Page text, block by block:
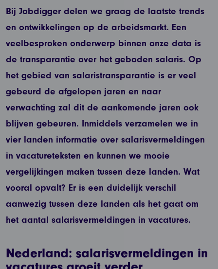
Bij Jobdigger delen we graag de laatste trends
en ontwikkelingen op de arbeidsmarkt. Een
veelbesproken onderwerp binnen onze data is
de transparantie over het geboden salaris. Op
het gebied van salaristransparantie is er veel
gebeurd de afgelopen jaren en naar
verwachting zal dit de aankomende jaren ook
blijven gebeuren. Inmiddels verzamelen we in
vier landen informatie over salarisvermeldingen
in vacatureteksten en kunnen we mooie
vergelijkingen maken tussen deze landen. Wat
vooral opvalt? Er is een duidelijk verschil
aanwezig tussen deze landen als het gaat om
het aantal salarisvermeldingen in vacatures.
Nederland: salarisvermeldingen in